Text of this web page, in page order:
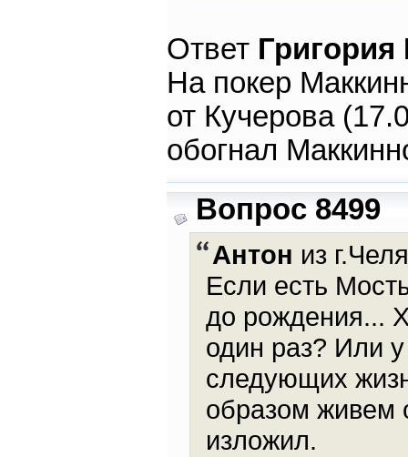
Ответ
На покер
от Кучерова
обогнал
Вопрос 8499
Антон из
Если есть
до рождения...
один раз? Или
следующих
образом живем
изложил.